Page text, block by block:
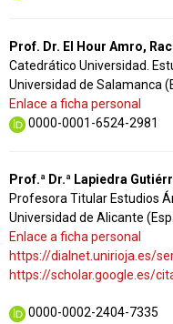
Prof. Dr. El Hour Amro,
Catedrático Universidad.
Universidad de Salamanca
Enlace a ficha personal
0000-0001-6524-2981
Prof.ª Dr.ª Lapiedra
Profesora Titular Estudios
Universidad de Alicante
Enlace a ficha personal
https://dialnet.unirioja.es/
https://scholar.google.es/
0000-0002-2404-7335